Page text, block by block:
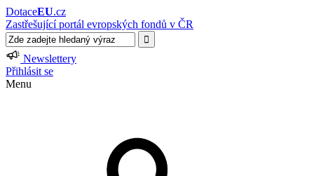
DotaceEU.cz
Zastřešující portál evropských fondů v ČR
Newslettery
Přihlásit se
Menu